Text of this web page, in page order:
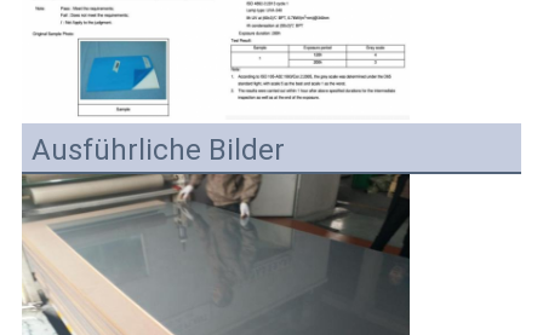
Ausführliche Bilder